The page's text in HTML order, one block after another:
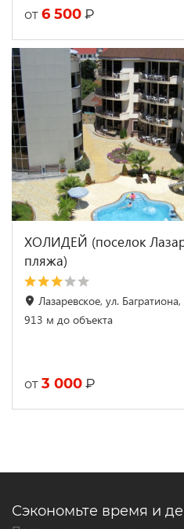
от 6 500 ₽
ХОЛИДЕЙ (поселок
пляжа)
Лазаревское, ул.
913 м до объекта
от 3 000 ₽
Сэкономьте время и